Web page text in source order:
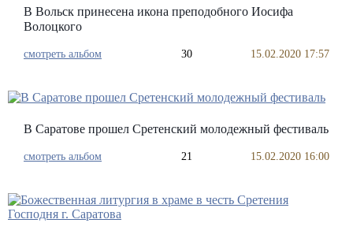
В Вольск принесена икона преподобного Иосифа
Волоцкого
смотреть альбом 30 15.02.2020 17:57
В Саратове прошел Сретенский молодежный фестиваль
смотреть альбом 21 15.02.2020 16:00